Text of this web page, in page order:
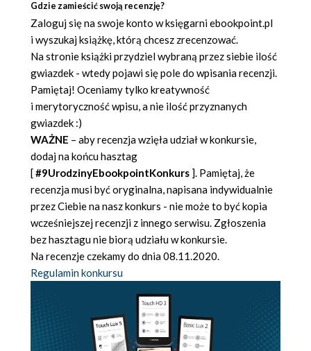
Gdzie zamieścić swoją recenzję?
Zaloguj się na swoje konto w księgarni ebookpoint.pl
i wyszukaj książkę, którą chcesz zrecenzować.
Na stronie książki przydziel wybraną przez siebie ilość
gwiazdek - wtedy pojawi się pole do wpisania recenzji.
Pamiętaj! Oceniamy tylko kreatywność
i merytoryczność wpisu, a nie ilość przyznanych
gwiazdek :)
WAŻNE – aby recenzja wzięła udział w konkursie,
dodaj na końcu hasztag
[#9UrodzinyEbookpointKonkurs ]. Pamiętaj, że
recenzja musi być oryginalna, napisana indywidualnie
przez Ciebie na nasz konkurs - nie może to być kopia
wcześniejszej recenzji z innego serwisu. Zgłoszenia
bez hasztagu nie biorą udziału w konkursie.
Na recenzje czekamy do dnia 08.11.2020.
Regulamin konkursu